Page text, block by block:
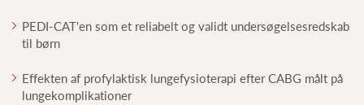
PEDI-CAT'en som et reliabelt og validt undersøgelsesredskab
til børn
Effekten af profylaktisk lungefysioterapi efter CABG målt på
lungekomplikationer